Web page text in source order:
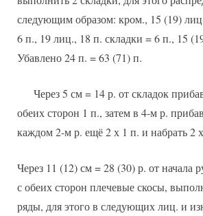
следующим образом: кром., 15 (19)
6 п., 19 лиц., 18 п. складки = 6 п., 15
Убавлено 24 п. = 63 (71) п.
Через 5 см = 14 р. от складок
обеих сторон 1 п., затем в 4-м р.
каждом 2-м р. ещё 2 х 1 п. и набрать 2
Через 11 (12) см = 28 (30) р. от начала
с обеих сторон плечевые скосы,
ряды, для этого в следующих лиц. и